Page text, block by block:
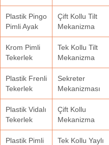
Plastik Pingo
Pimli Ayak
Çift Kollu Tilt
Mekanizma
Krom Pimli
Tekerlek
Tek Kollu Tilt
Mekanizma
Plastik Frenli
Tekerlek
Sekreter
Mekanizması
Plastik Vidalı
Tekerlek
Çift Kollu
Mekanizma
Plastik Pimli
Tek Kollu Yaylı